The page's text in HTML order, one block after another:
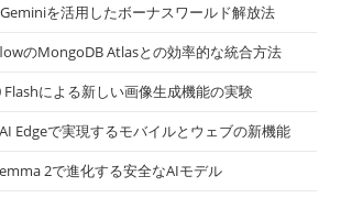
を活用したボーナスワールド解放法
のMongoDB Atlasとの効率的な統合方法
による新しい画像生成機能の実験
Edgeで実現するモバイルとウェブの新機能
2で進化する安全なAIモデル